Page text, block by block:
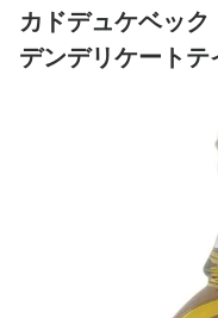
カドデュケベッ
デンデリケート